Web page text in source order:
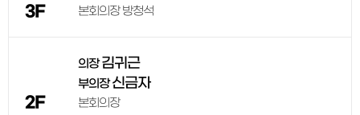
3F 본회의장 방청석
2F
의장김귀근
부의장신금자
본회의장